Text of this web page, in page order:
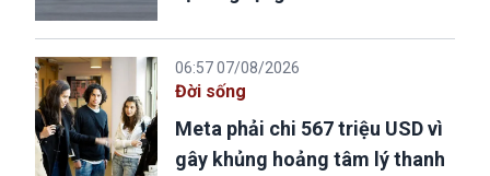
06:57 07/08/2026
Đời sống
Meta phải chi 567 triệu USD vì
gây khủng hoảng tâm lý thanh